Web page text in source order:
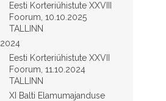
Eesti Korteriühistute XXVIII
Foorum, 10.10.2025
TALLINN
2024
Eesti Korteriühistute XXVII
Foorum, 11.10.2024
TALLINN
XI Balti Elamumajanduse